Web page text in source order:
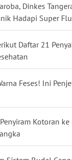
Dinkes
Hadapi Super Flu
Daftar 21
Feses! Ini
Kotoran